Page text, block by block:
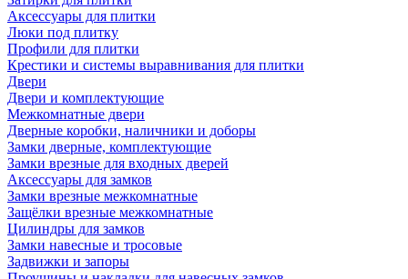
Аксессуары для плитки
Люки под плитку
Профили для плитки
Крестики и системы выравнивания для плитки
Двери
Двери и комплектующие
Межкомнатные двери
Дверные коробки, наличники и доборы
Замки дверные, комплектующие
Замки врезные для входных дверей
Аксессуары для замков
Замки врезные межкомнатные
Защёлки врезные межкомнатные
Цилиндры для замков
Замки навесные и тросовые
Задвижки и запоры